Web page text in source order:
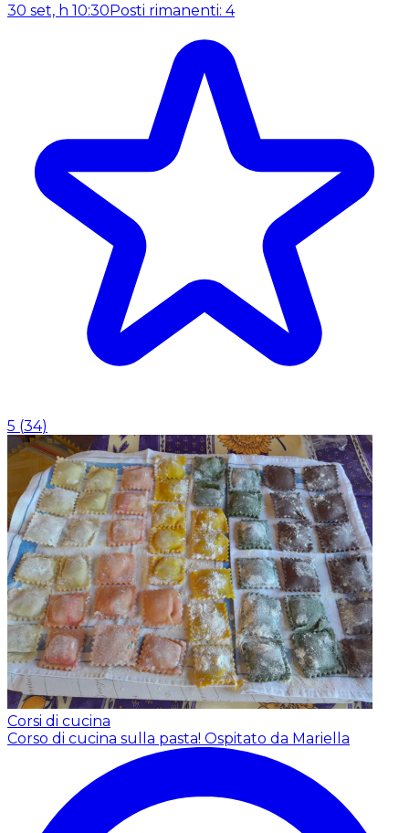
30 set, h 10:30Posti rimanenti: 4
5 (34)
Corsi di cucina
Corso di cucina sulla pasta! Ospitato da Mariella